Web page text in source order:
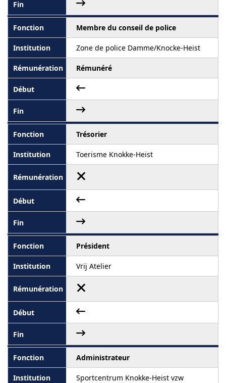
Membre du conseil de police
Zone de police Damme/Knocke-Heist
Rémunéré
Trésorier
Toerisme Knokke-Heist
Président
Vrij Atelier
Administrateur
Sportcentrum Knokke-Heist vzw